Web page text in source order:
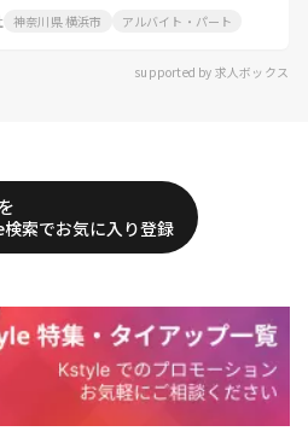
神奈川県 横浜市 アルバイト・パート
supported by 求人ボックス
索でお気に入り登録